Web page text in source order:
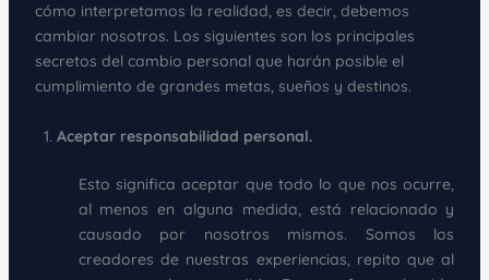
cómo interpretamos la realidad, es decir, debemos
cambiar nosotros. Los siguientes son los principales
secretos del cambio personal que harán posible el
cumplimiento de grandes metas, sueños y destinos.
Aceptar responsabilidad personal.
Esto significa aceptar que todo lo que nos ocurre,
al menos en alguna medida, está relacionado y
causado por nosotros mismos. Somos los
creadores de nuestras experiencias, repito que al